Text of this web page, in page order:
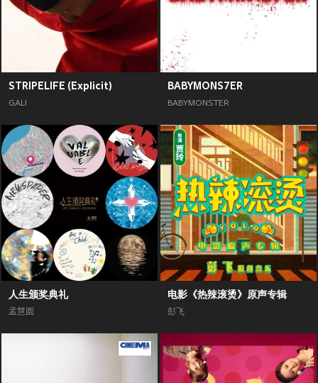
STRIPELIFE (Explicit)
GALI
BABYMONS7ER
BABYMONSTER
人生颁奖典礼
孟慧圆
电影《热辣滚烫》原声专辑
彭飞